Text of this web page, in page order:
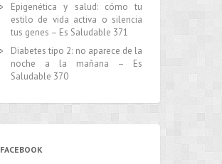
Epigenética y salud: cómo tu
estilo de vida activa o silencia
tus genes – Es Saludable 371
Diabetes tipo 2: no aparece de la
noche a la mañana – Es
Saludable 370
FACEBOOK